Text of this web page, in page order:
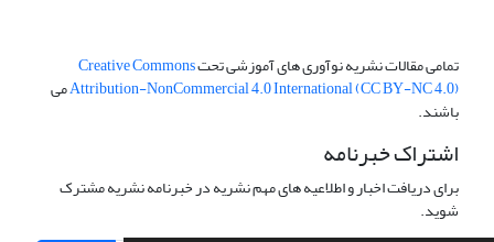
تمامی مقالات نشریه نوآوری های آموزشی تحتCreative Commons
Attribution-NonCommercial 4.0 International (CC BY-NC 4.0)می
باشند.
اشتراک خبرنامه
برای دریافت اخبار و اطلاعیه های مهم نشریه در خبرنامه نشریه مشترک
شوید.